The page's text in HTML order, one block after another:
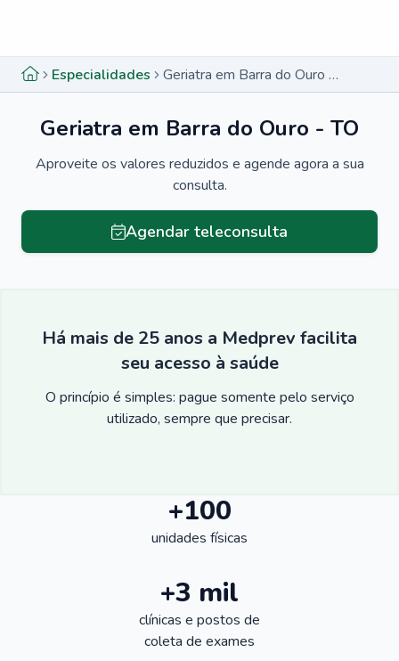
Especialidades Geriatra em Barra do Ouro - TO
Geriatra em Barra do Ouro - TO
Aproveite os valores reduzidos e agende agora a sua
consulta.
Agendar teleconsulta
Há mais de 25 anos a Medprev facilita
seu acesso à saúde
O princípio é simples: pague somente pelo serviço
utilizado, sempre que precisar.
+100
unidades físicas
+3 mil
clínicas e postos de
coleta de exames